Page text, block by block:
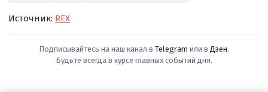
Источник: REX
Подписывайтесь на наш канал в Telegram или в Дзен.
Будьте всегда в курсе главных событий дня.